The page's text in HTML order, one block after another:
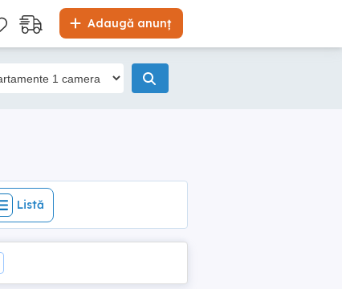
Adaugă anunț
Listă
Listă